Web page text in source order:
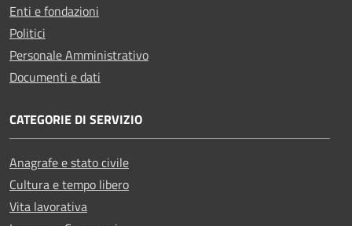
Enti e fondazioni
Politici
Personale Amministrativo
Documenti e dati
CATEGORIE DI SERVIZIO
Anagrafe e stato civile
Cultura e tempo libero
Vita lavorativa